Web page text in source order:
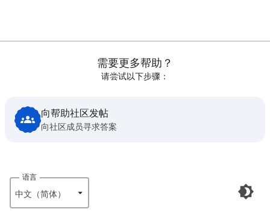
需要更多帮助？
请尝试以下步骤：
向帮助社区发帖
向社区成员寻求答案
语言
中文（简体）‎